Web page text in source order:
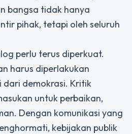
bangsa tidak hanya
pihak, tetapi oleh seluruh
perlu terus diperkuat.
harus diperlakukan
demokrasi. Kritik
untuk perbaikan,
Dengan komunikasi yang
kebijakan publik